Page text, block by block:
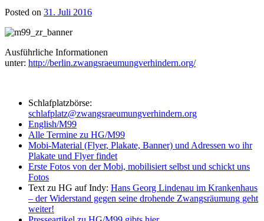
Posted on 31. Juli 2016
Ausführliche Informationen
unter: http://berlin.zwangsraeumungverhindern.org/
Schlafplatzbörse:
schlafplatz@zwangsraeumungverhindern.org
English/M99
Alle Termine zu HG/M99
Mobi-Material (Flyer, Plakate, Banner) und Adressen wo ihr
Plakate und Flyer findet
Erste Fotos von der Mobi, mobilisiert selbst und schickt uns
Fotos
Text zu HG auf Indy: Hans Georg Lindenau im Krankenhaus
– der Widerstand gegen seine drohende Zwangsräumung geht
weiter!